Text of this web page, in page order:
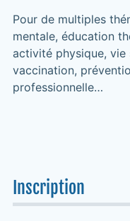
Pour de multiples
mentale, éducation
activité physique,
vaccination,
professionnelle…
Inscription